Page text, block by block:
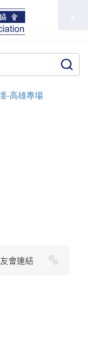
友會連結